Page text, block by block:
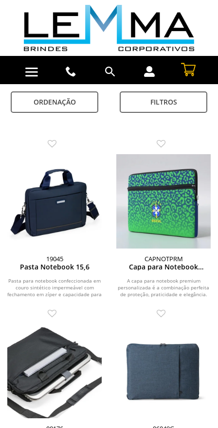
ORDENAÇÃO FILTROS
19045
Pasta Notebook 15,6
Pasta para notebook confeccionada em
couro sintético impermeável com
fechamento em zíper e capacidade para
CAPNOTPRM
Capa para Notebook
A capa para notebook premium
personalizada é a combinação perfeita
de proteção, praticidade e elegância.